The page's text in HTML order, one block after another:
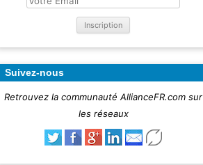
Suivez-nous
Retrouvez la communauté AllianceFR.com sur
les réseaux